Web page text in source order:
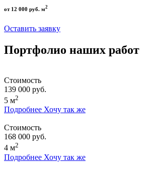
от 12 000 руб. м2
Оставить заявку
Портфолио наших работ
Стоимость
139 000 руб.
5 м2
Подробнее Хочу так же
Стоимость
168 000 руб.
4 м2
Подробнее Хочу так же